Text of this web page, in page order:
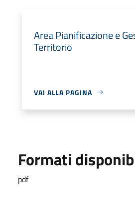
Area Pianificazione e
Territorio
VAI ALLA PAGINA
Formati
pdf